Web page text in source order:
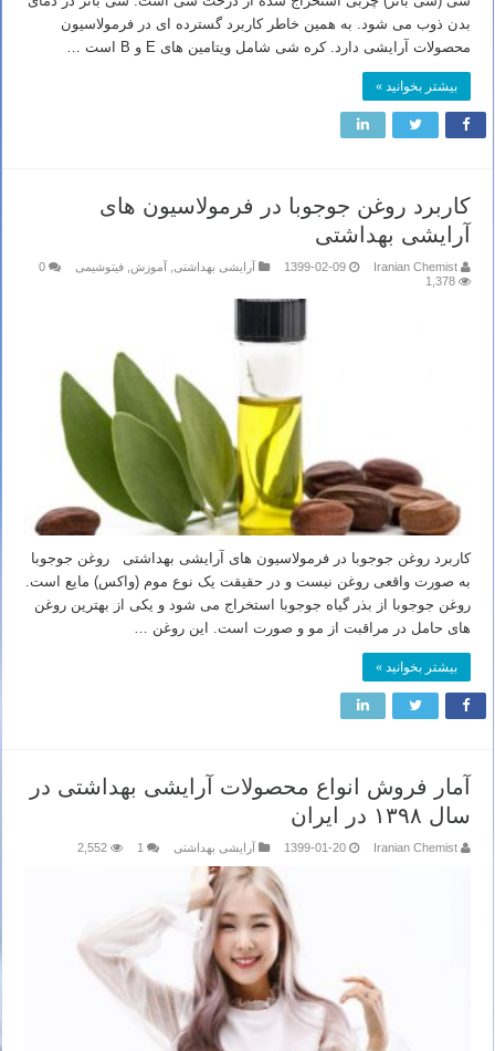
بدن ذوب می شود. به همین خاطر کاربرد گسترده ای در فرمولاسیون
محصولات آرایشی دارد. کره شی شامل ویتامین های E و B است …
بیشتر بخوانید »
کاربرد روغن جوجوبا در فرمولاسیون های
آرایشی بهداشتی
Iranian Chemist
1399-02-09 آرایشی بهداشتی آموزش فیتوشیمی
0
1,378
کاربرد روغن جوجوبا در فرمولاسیون های آرایشی بهداشتی روغن جوجوبا
به صورت واقعی روغن نیست و در حقیقت یک نوع موم (واکس) مایع است.
روغن جوجوبا از بذر گیاه جوجوبا استخراج می شود و یکی از بهترین روغن
های حامل در مراقبت از مو و صورت است. این روغن …
بیشتر بخوانید »
آمار فروش انواع محصولات آرایشی بهداشتی در
سال ۱۳۹۸ در ایران
Iranian Chemist
1399-01-20 آرایشی بهداشتی 1
2,552